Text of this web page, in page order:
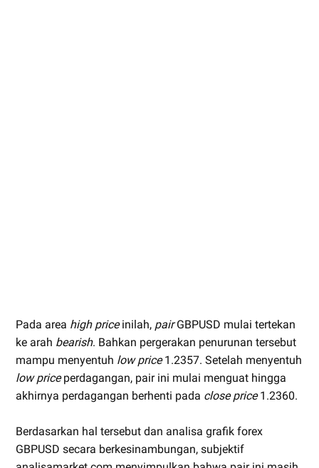
Pada area high priceinilah, pairGBPUSD mulai tertekan
ke arah bearish. Bahkan pergerakan penurunan tersebut
mampu menyentuh low price1.2357. Setelah menyentuh
low priceperdagangan, pair ini mulai menguat hingga
akhirnya perdagangan berhenti pada close price1.2360.
Berdasarkan hal tersebut dan analisa grafik forex
GBPUSD secara berkesinambungan, subjektif